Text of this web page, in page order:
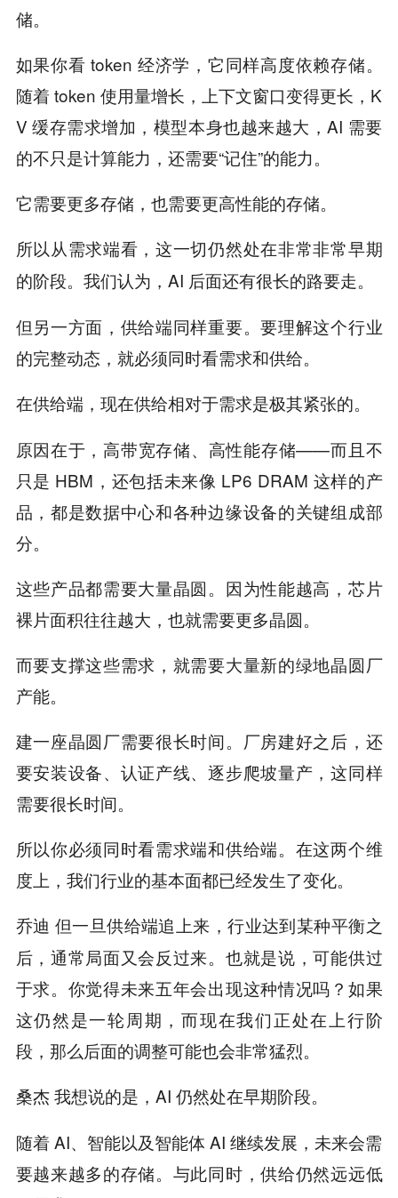
储。
如果你看 token 经济学，它同样高度依赖存储。
随着 token 使用量增长，上下文窗口变得更长，K
V 缓存需求增加，模型本身也越来越大，AI 需要
的不只是计算能力，还需要“记住”的能力。
它需要更多存储，也需要更高性能的存储。
所以从需求端看，这一切仍然处在非常非常早期
的阶段。 我们认为，AI 后面还有很长的路要走。
但另一方面，供给端同样重要。要理解这个行业
的完整动态，就必须同时看需求和供给。
在供给端，现在供给相对于需求是极其紧张的。
原因在于，高带宽存储、高性能存储——而且不
只是 HBM，还包括未来像 LP6 DRAM 这样的产
品，都是数据中心和各种边缘设备的关键组成部
分。
这些产品都需要大量晶圆。因为性能越高，芯片
裸片面积往往越大，也就需要更多晶圆。
而要支撑这些需求，就需要大量新的绿地晶圆厂
产能。
建一座晶圆厂需要很长时间。厂房建好之后，还
要安装设备、认证产线、逐步爬坡量产，这同样
需要很长时间。
所以你必须同时看需求端和供给端。在这两个维
度上，我们行业的基本面都已经发生了变化。
乔迪 但一旦供给端追上来，行业达到某种平衡之
后，通常局面又会反过来。也就是说，可能供过
于求。你觉得未来五年会出现这种情况吗？如果
这仍然是一轮周期，而现在我们正处在上行阶
段，那么后面的调整可能也会非常猛烈。
桑杰我想说的是，AI 仍然处在早期阶段。
随着 AI、智能以及智能体 AI 继续发展，未来会需
要越来越多的存储。与此同时，供给仍然远远低